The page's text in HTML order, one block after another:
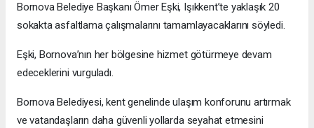
Bornova Belediye Başkanı Ömer Eşki, Işıkkent’te yaklaşık 20
sokakta asfaltlama çalışmalarını tamamlayacaklarını söyledi.
Eşki, Bornova’nın her bölgesine hizmet götürmeye devam
edeceklerini vurguladı.
Bornova Belediyesi, kent genelinde ulaşım konforunu artırmak
ve vatandaşların daha güvenli yollarda seyahat etmesini